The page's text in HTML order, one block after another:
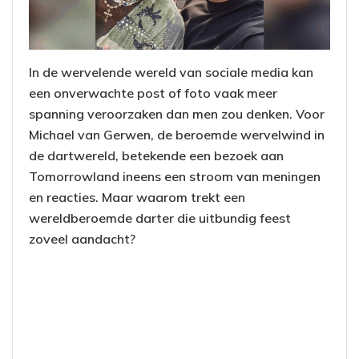
In de wervelende wereld van sociale media kan
een onverwachte post of foto vaak meer
spanning veroorzaken dan men zou denken. Voor
Michael van Gerwen, de beroemde wervelwind in
de dartwereld, betekende een bezoek aan
Tomorrowland ineens een stroom van meningen
en reacties. Maar waarom trekt een
wereldberoemde darter die uitbundig feest
zoveel aandacht?